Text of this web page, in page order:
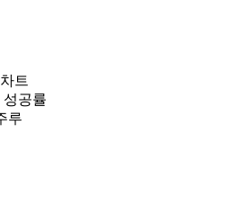
차트
성공률
루